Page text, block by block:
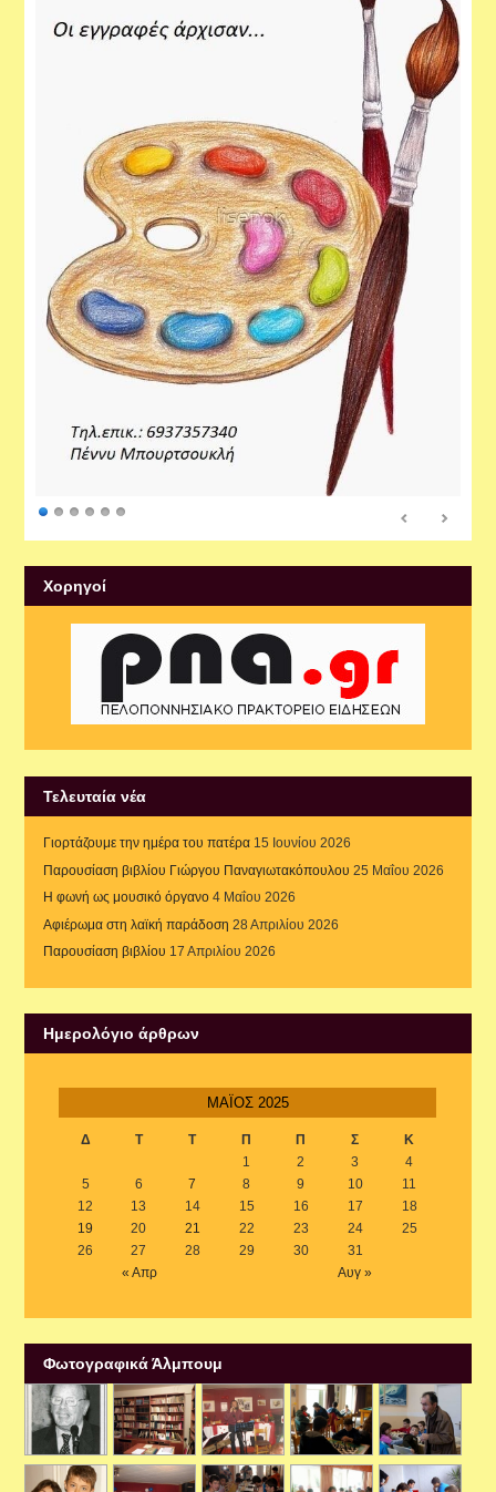
Xορηγοί
Τελευταία νέα
Γιορτάζουμε την ημέρα του πατέρα 15 Ιουνίου 2026
Παρουσίαση βιβλίου Γιώργου Παναγιωτακόπουλου 25 Μαΐου 2026
Η φωνή ως μουσικό όργανο 4 Μαΐου 2026
Αφιέρωμα στη λαϊκή παράδοση 28 Απριλίου 2026
Παρουσίαση βιβλίου 17 Απριλίου 2026
Ημερολόγιο άρθρων
ΜΆΙΟΣ 2025
Δ Τ Τ Π Π Σ Κ
« Απρ Αυγ »
1 2 3
4
5
6 7 8 9 10
11
12
13 14 15 16 17
18
19
20 21 22 23 24
25
26
27 28 29 30 31
Φωτογραφικά Άλμπουμ